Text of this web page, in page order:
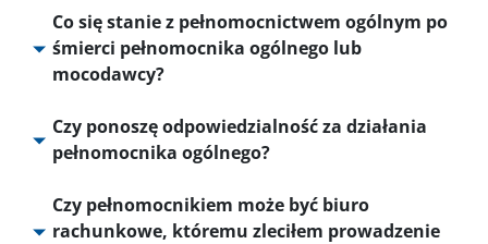
Co się stanie z pełnomocnictwem ogólnym po
śmierci pełnomocnika ogólnego lub
mocodawcy?
Czy ponoszę odpowiedzialność za działania
pełnomocnika ogólnego?
Czy pełnomocnikiem może być biuro
rachunkowe, któremu zleciłem prowadzenie